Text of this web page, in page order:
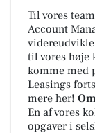
Til vores
Account
til vores høje
komme med
Leasings
mere her!
En af vores
opgaver i